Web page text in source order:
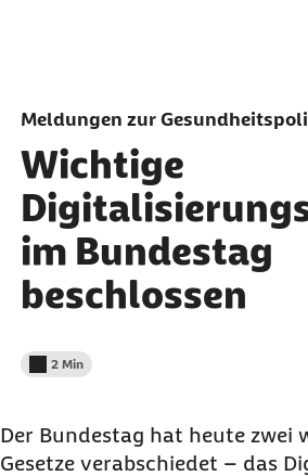
Meldungen zur
Wichtige
im Bundestag
beschlossen
Lesedauer weniger als
2 Min
Der Bundestag hat heute zwei
Gesetze verabschiedet – das